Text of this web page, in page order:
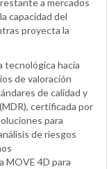
a mercados
capacidad del
proyecta la
tecnológica hacia
de valoración
de calidad y
(MDR), certificada por
para
de riesgos
MOVE 4D para